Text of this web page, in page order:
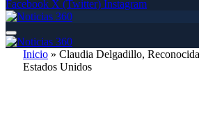
Facebook X (Twitter) Instagram
Inicio » Claudia Delgadillo,
Estados Unidos